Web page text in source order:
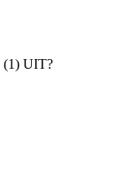
(1) UIT?